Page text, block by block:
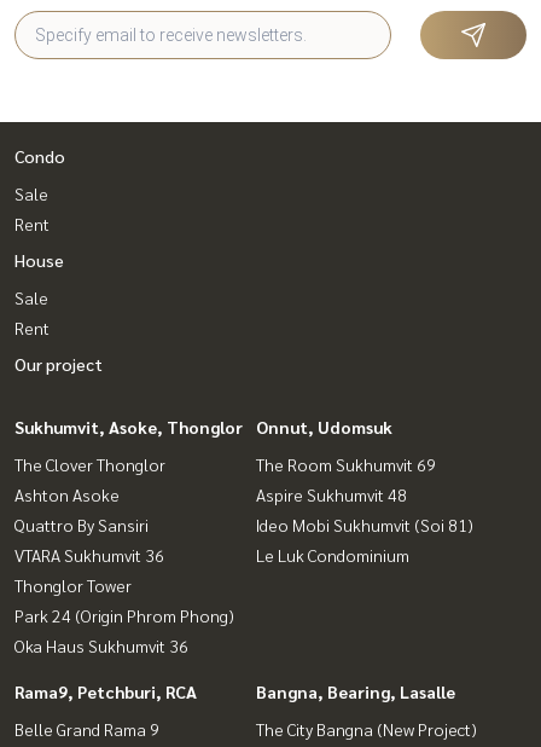
Condo
Sale
Rent
House
Sale
Rent
Our project
Sukhumvit, Asoke, Thonglor
The Clover Thonglor
Ashton Asoke
Quattro By Sansiri
VTARA Sukhumvit 36
Thonglor Tower
Park 24 (Origin Phrom Phong)
Oka Haus Sukhumvit 36
Onnut, Udomsuk
The Room Sukhumvit 69
Aspire Sukhumvit 48
Ideo Mobi Sukhumvit (Soi 81)
Le Luk Condominium
Rama9, Petchburi, RCA
Belle Grand Rama 9
Bangna, Bearing, Lasalle
The City Bangna (New Project)